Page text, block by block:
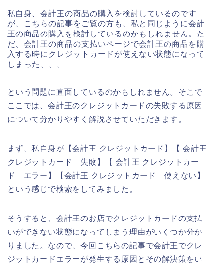
私自身、会計王の商品の購入を検討しているのです
が、こちらの記事をご覧の方も、私と同じように会計
王の商品の購入を検討しているのかもしれません。た
だ、会計王の商品の支払いページで会計王の商品を購
入する時にクレジットカードが使えない状態になって
しまった、、、
という問題に直面しているのかもしれません。そこで
ここでは、会計王のクレジットカードの失敗する原因
について分かりやすく解説させていただきます。
まず、私自身が【会計王 クレジットカード】【 会計王
クレジットカード 失敗】【 会計王 クレジットカー
ド エラー】【会計王 クレジットカード 使えない】
という感じで検索をしてみました。
そうすると、会計王のお店でクレジットカードの支払
いができない状態になってしまう理由がいくつか分か
りました。なので、今回こちらの記事で会計王でクレ
ジットカードエラーが発生する原因とその解決策をい